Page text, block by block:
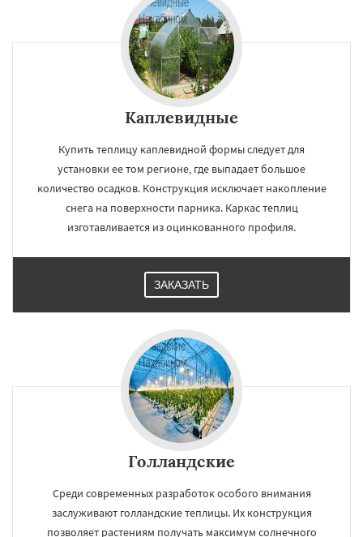
Каплевидные
Купить теплицу каплевидной формы следует для
установки ее том регионе, где выпадает большое
количество осадков. Конструкция исключает накопление
снега на поверхности парника. Каркас теплиц
изготавливается из оцинкованного профиля.
ЗАКАЗАТЬ
Голландские
Среди современных разработок особого внимания
заслуживают голландские теплицы. Их конструкция
позволяет растениям получать максимум солнечного